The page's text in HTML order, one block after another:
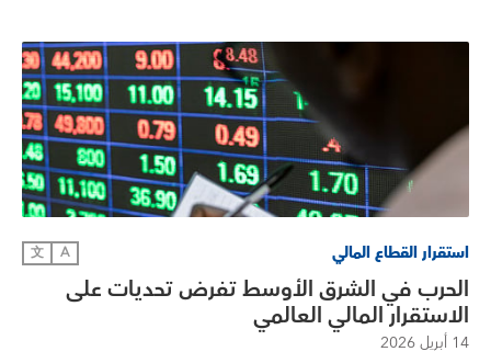
استقرار القطاع المالي A
文
الحرب في الشرق الأوسط تفرض تحديات على
الاستقرار المالي العالمي
14 أبريل 2026